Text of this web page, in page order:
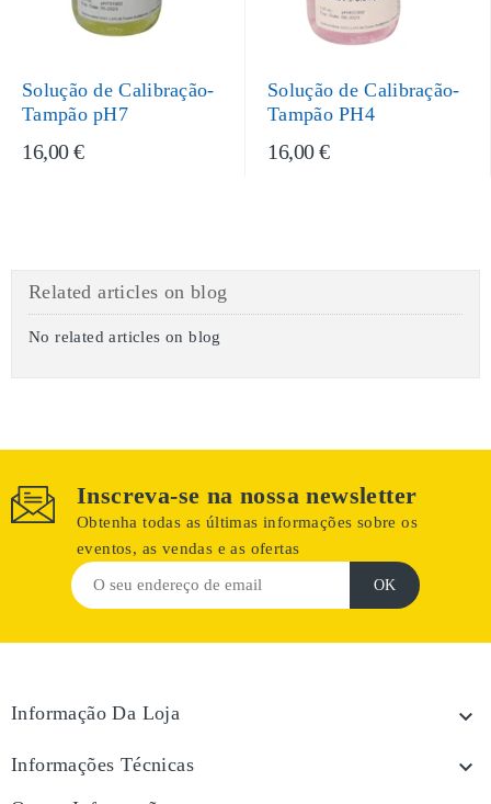
Solução de Calibração-
Tampão pH7
16,00 €
Solução de Calibração-
Tampão PH4
16,00 €
Related articles on blog
No related articles on blog
Inscreva-se na nossa newsletter
Obtenha todas as últimas informações sobre os
eventos, as vendas e as ofertas
Informação Da Loja 
Informações Técnicas 